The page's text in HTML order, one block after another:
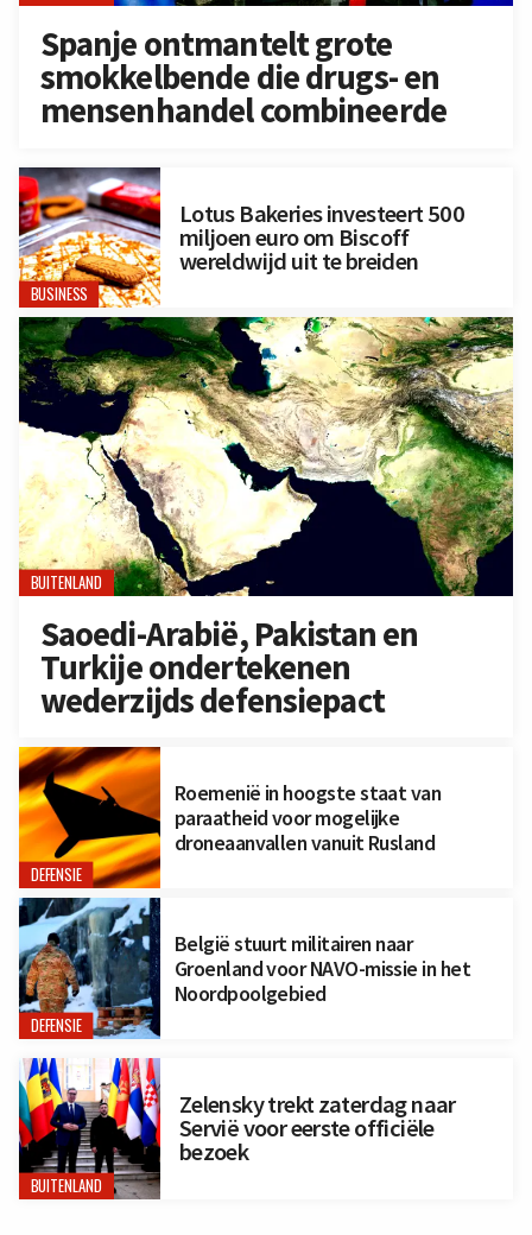
Spanje ontmantelt grote
smokkelbende die drugs- en
mensenhandel combineerde
BUSINESS
Lotus Bakeries investeert 500
miljoen euro om Biscoff
wereldwijd uit te breiden
BUITENLAND
Saoedi-Arabië, Pakistan en
Turkije ondertekenen
wederzijds defensiepact
DEFENSIE
Roemenië in hoogste staat van
paraatheid voor mogelijke
droneaanvallen vanuit Rusland
DEFENSIE
België stuurt militairen naar
Groenland voor NAVO-missie in het
Noordpoolgebied
BUITENLAND
Zelensky trekt zaterdag naar
Servië voor eerste officiële
bezoek